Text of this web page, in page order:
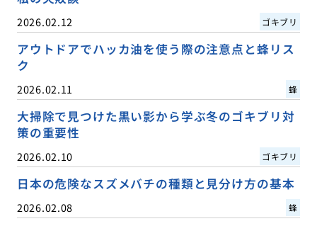
2026.02.12 ゴキブリ
アウトドアでハッカ油を使う際の注意点と蜂リス
ク
2026.02.11 蜂
大掃除で見つけた黒い影から学ぶ冬のゴキブリ対
策の重要性
2026.02.10 ゴキブリ
日本の危険なスズメバチの種類と見分け方の基本
2026.02.08 蜂